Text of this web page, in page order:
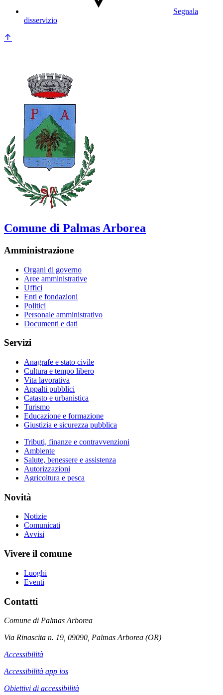
Segnala
disservizio
Comune di Palmas Arborea
Amministrazione
Organi di governo
Aree amministrative
Uffici
Enti e fondazioni
Politici
Personale amministrativo
Documenti e dati
Servizi
Anagrafe e stato civile
Cultura e tempo libero
Vita lavorativa
Appalti pubblici
Catasto e urbanistica
Turismo
Educazione e formazione
Giustizia e sicurezza pubblica
Tributi, finanze e contravvenzioni
Ambiente
Salute, benessere e assistenza
Autorizzazioni
Agricoltura e pesca
Novità
Notizie
Comunicati
Avvisi
Vivere il comune
Luoghi
Eventi
Contatti
Comune di Palmas Arborea
Via Rinascita n. 19, 09090, Palmas Arborea (OR)
Accessibilità
Accessibilità app ios
Obiettivi di accessibilità